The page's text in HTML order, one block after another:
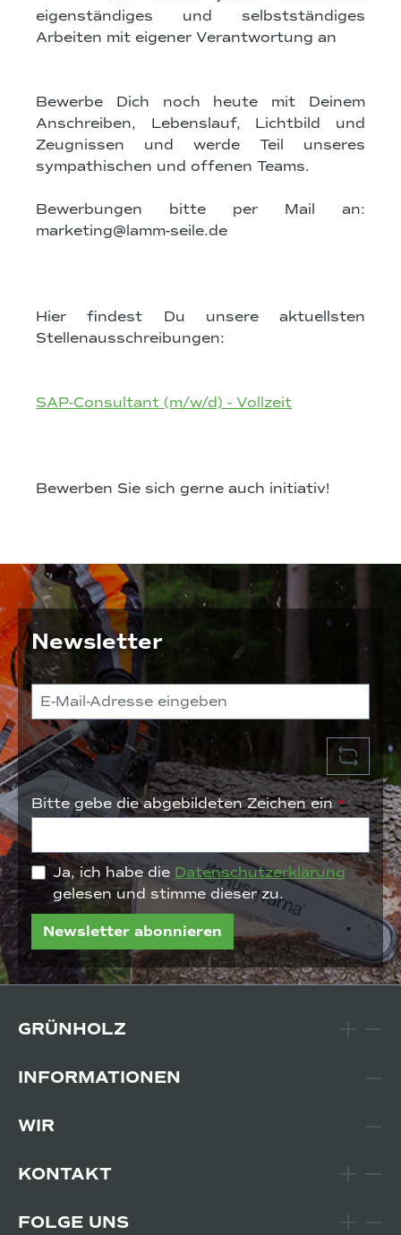
eigenständiges und selbstständiges
Arbeiten mit eigener Verantwortung an
Bewerbe Dich noch heute mit Deinem
Anschreiben, Lebenslauf, Lichtbild und
Zeugnissen und werde Teil unseres
sympathischen und offenen Teams.
Bewerbungen bitte per Mail an:
marketing@lamm-seile.de
Hier findest Du unsere aktuellsten
Stellenausschreibungen:
SAP-Consultant (m/w/d) - Vollzeit
Bewerben Sie sich gerne auch initiativ!
Newsletter
Bitte gebe die abgebildeten Zeichen ein*
Ja, ich habe die Datenschutzerklärung
gelesen und stimme dieser zu.
Newsletter abonnieren
GRÜNHOLZ
INFORMATIONEN
WIR
KONTAKT
FOLGE UNS